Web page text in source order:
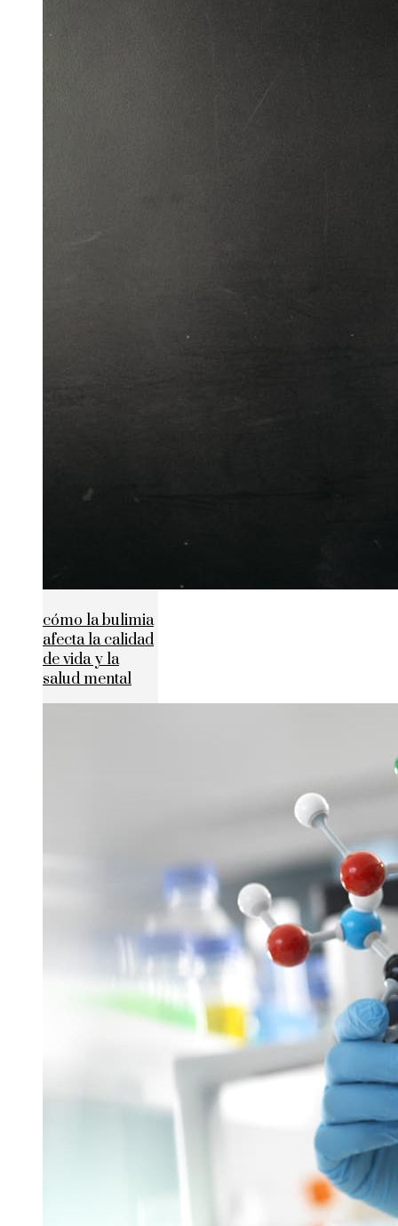
cómo la bulimia
afecta la calidad
de vida y la
salud mental